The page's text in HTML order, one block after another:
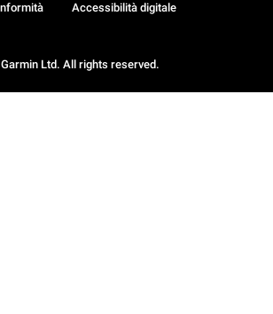
Ltd. All rights reserved.
Accessibilità digitale